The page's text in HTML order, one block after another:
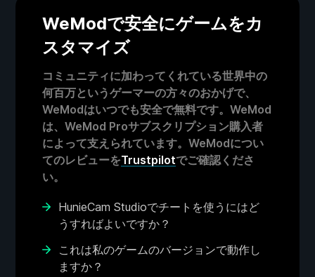
WeModで安全にゲームをカ
スタマイズ
コミュニティに加わってくれている世界中の
何百万というゲーマーの方々のおかげで、
WeModはいつでも安全で無料です。WeMod
は、WeMod Proサブスクリプション購入者
によって支えられています。WeModについ
てのレビューをTrustpilotでご確認くださ
い。
HunieCam Studioでチートを使うにはど
うすればよいですか？
これは私のゲームのバージョンで動作し
ますか？